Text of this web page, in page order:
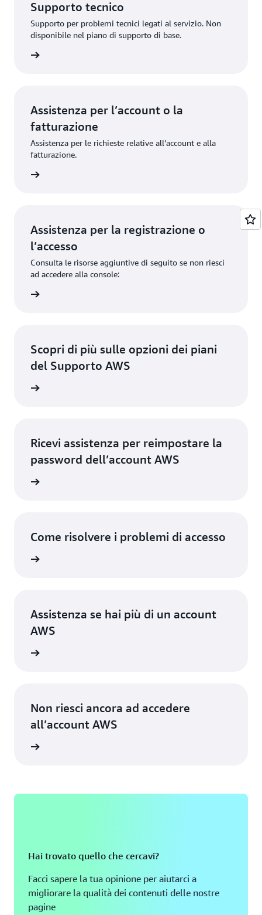
Supporto tecnico
Supporto per problemi tecnici legati al servizio. Non
disponibile nel piano di supporto di base.
Assistenza per l’account o la
fatturazione
Assistenza per le richieste relative all’account e alla
fatturazione.
Assistenza per la registrazione o
l’accesso
Consulta le risorse aggiuntive di seguito se non riesci
ad accedere alla console:
Scopri di più sulle opzioni dei piani
del Supporto AWS
Ricevi assistenza per reimpostare la
password dell’account AWS
Come risolvere i problemi di accesso
Assistenza se hai più di un account
AWS
Non riesci ancora ad accedere
all’account AWS
Hai trovato quello che cercavi?
Facci sapere la tua opinione per aiutarci a
migliorare la qualità dei contenuti delle nostre
pagine